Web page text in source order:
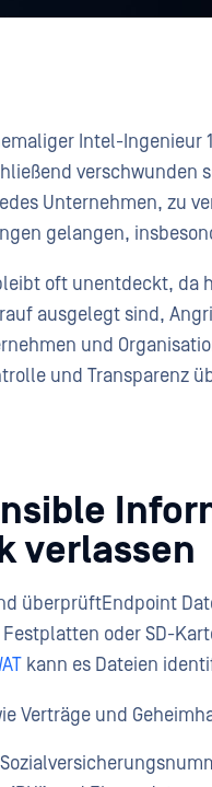
Intel-Ingenieur
verschwunden
Unternehmen, zu
gelangen,
oft unentdeckt, da
ausgelegt sind,
und
und Transparenz
verlassen
überprüftEndpoint
Festplatten oder SD-
kann es Dateien
Verträge und